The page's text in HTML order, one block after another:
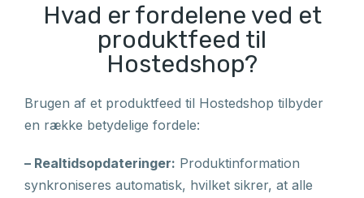
Hvad er fordelene ved et
produktfeed til
Hostedshop?
Brugen af et produktfeed til Hostedshop tilbyder
en række betydelige fordele:
– Realtidsopdateringer: Produktinformation
synkroniseres automatisk, hvilket sikrer, at alle